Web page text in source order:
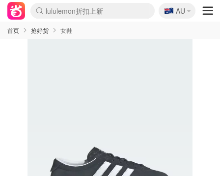
Sasa美妆护肤3.5折
SSENSE年中2.5折
FreshBeauty好价汇总
Cettire降价+叠9折
WWS Coles超市实拍
viagogo二手票捡漏
Myer超级周末
The Outnet奢牌1折起
David Jones 3折起
Flannels大牌1折
Perfumes Club护肤1折
AMIRO面罩$251
Amazon折扣汇总
eToro入金$200送$50
Amazon数码好物
ICONIC本周7.5折
ThedoubleF高奢地板价
Moose Knuckles 6折
丝芙兰5折起
EUFY摄像头$98
Selenichast首饰2折
Trip机票酒店促销
YSL送5件彩妆礼
Amazon家居好物
Amazon美妆护肤
雅漾大喷$8
过敏原检测盒$33
伊索独家赠50ml沐浴露
科颜氏高保湿面霜$29
SEALIFE海洋馆门票6折
丝塔芙大白罐$16
订阅Newsletter送香薰
Cult Beauty 6.8折
Harrods圣诞日历$525
LN-CC奢牌私促3折
d'Alba空姐喷雾$16
EVE LOM套装£56
Bernardelli独家4折
Adore Beauty 6折起
CT圣诞日历
Mytheresa奢品2.7折
Luxury Escapes 9折
Currentbody美容仪$881
MOON Garden Live
Roborock扫地机$649
Tingo Life水杯$24
Valentino官网5折
CR洗护套装$23
修丽可4件套$159
Myer彩妆2件7折
GANNI官网4.5折
Stylevana韩妆4折
Tessabit高奢8.5折
OGX洗发水$11
Amazon阿德莱德次日达
卡诗8.5折+赠礼
Philips Hue灯具8折
🇦🇺
AU
首页 抢好货 女鞋